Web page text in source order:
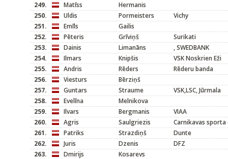
249.
Matīss
Hermanis
250.
Uldis Pormeisters
Vichy
251.
Emīls
Gailis
252.
Pēteris Grīviņš
Surikati
253.
Dainis Limanāns
, SWEDBANK
254.
Ilmars Knipšis
VSK Noskrien Eži
255.
Andris Rēders
Rēderu banda
256.
Viesturs
Bērziņš
257.
Guntars Straume
VSK,LSC, Jūrmala
258.
Evelīna
Melnikova
259.
Ilvars Bergmanis
VIAA
260.
Agris Saulgriezis
Carnikavas sporta
261.
Patriks Strazdiņš
Dunte
262.
Juris Dzenis
DFZ
263.
Dmirijs
Kosarevs